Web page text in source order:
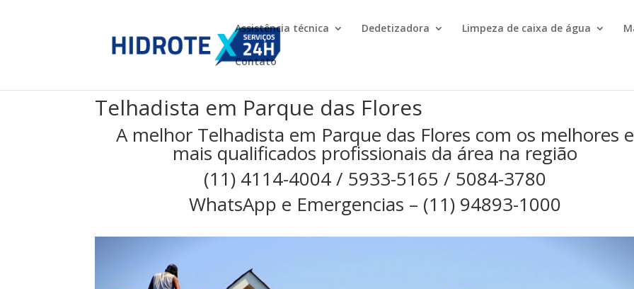
Assistência técnica Dedetizadora Limpeza de caixa de água
Contato
Telhadista em Parque das Flores
A melhor Telhadista em Parque das Flores com os melhores e
mais qualificados profissionais da área na região
(11) 4114-4004 / 5933-5165 / 5084-3780
WhatsApp e Emergencias – (11) 94893-1000